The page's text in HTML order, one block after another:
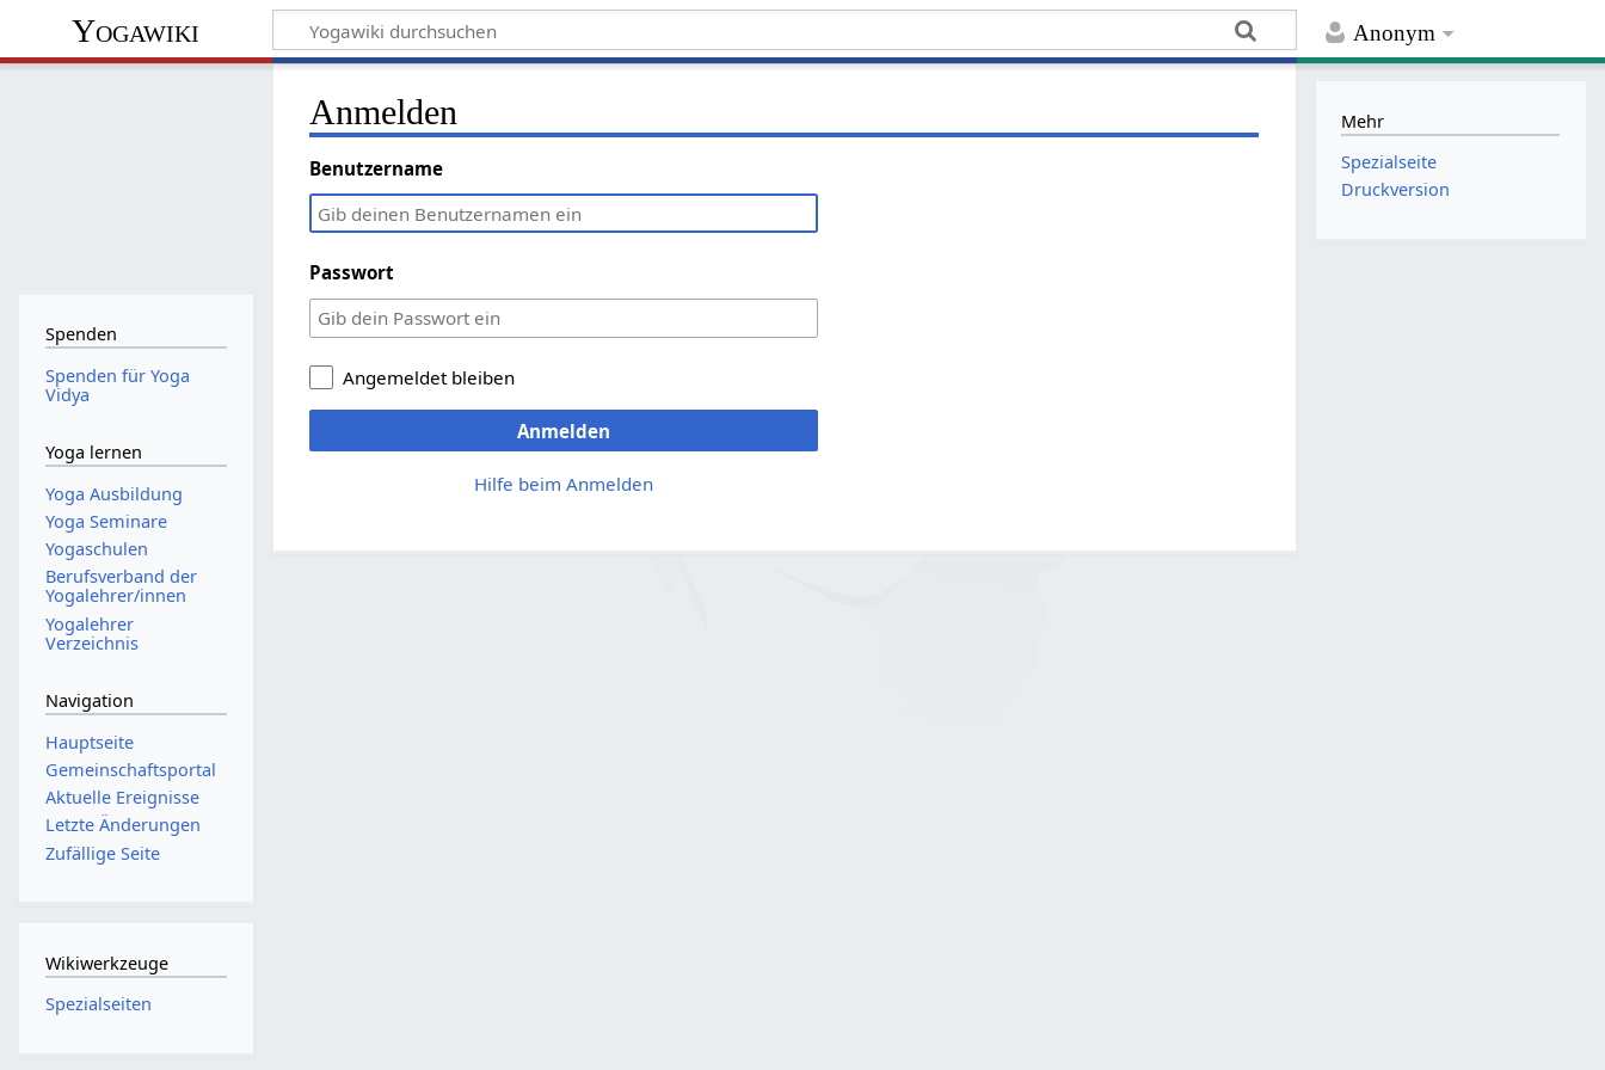
Anonym
Yogawiki
Anmelden
Benutzername
Passwort
Angemeldet bleiben
Anmelden
Hilfe beim Anmelden
Spenden
Spenden für Yoga
Vidya
Yoga lernen
Yoga Ausbildung
Yoga Seminare
Yogaschulen
Berufsverband der
Yogalehrer/innen
Yogalehrer
Verzeichnis
Navigation
Hauptseite
Gemeinschafts­portal
Aktuelle Ereignisse
Letzte Änderungen
Zufällige Seite
Wikiwerkzeuge
Spezialseiten
Mehr
Spezialseite
Druckversion